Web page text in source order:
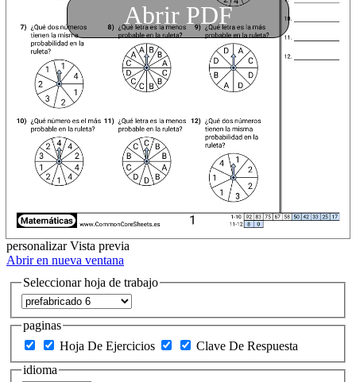
Abrir PDF
personalizar Vista previa
Abrir en nueva ventana
Seleccionar hoja de trabajo
paginas
Hoja De Ejercicios
Clave De Respuesta
idioma